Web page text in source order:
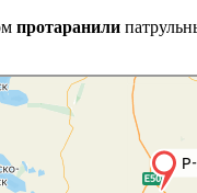
протаранили